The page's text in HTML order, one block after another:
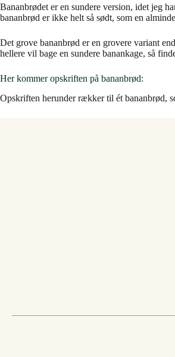
Bananbrødet er en sundere version, idet jeg
bananbrød er ikke helt så sødt, som en
Det grove bananbrød er en grovere variant
hellere vil bage en sundere banankage, så
Her kommer opskriften på bananbrød:
Opskriften herunder rækker til ét bananbrød,